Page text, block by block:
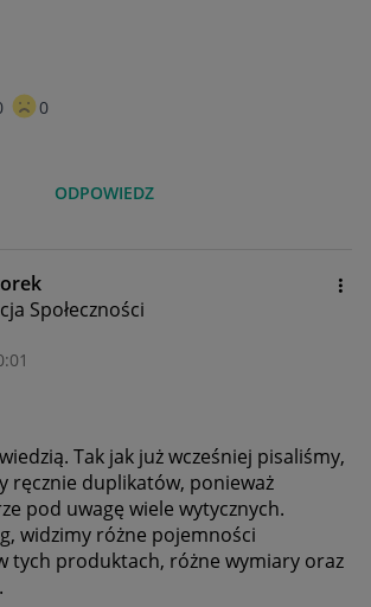
0
ODPOWIEDZ
Społeczności
Tak jak już wcześniej pisaliśmy,
ręcznie duplikatów, ponieważ
pod uwagę wiele wytycznych.
widzimy różne pojemności
tych produktach, różne wymiary oraz